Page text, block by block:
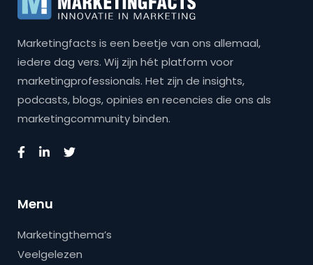
Marketingfacts is een beetje van ons allemaal,
iedere dag vers. Wij zijn hét platform voor
marketingprofessionals. Het zijn de insights,
podcasts, blogs, opinies en recencies die ons als
marketingcommunity binden.
Menu
Marketingthema’s
Veelgelezen